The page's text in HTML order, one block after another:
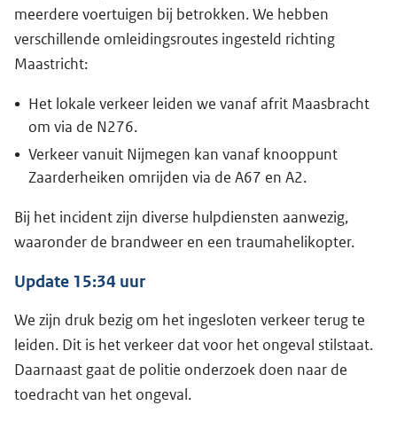
meerdere voertuigen bij betrokken. We hebben
verschillende omleidingsroutes ingesteld richting
Maastricht:
Het lokale verkeer leiden we vanaf afrit Maasbracht
om via de N276.
Verkeer vanuit Nijmegen kan vanaf knooppunt
Zaarderheiken omrijden via de A67 en A2.
Bij het incident zijn diverse hulpdiensten aanwezig,
waaronder de brandweer en een traumahelikopter.
Update 15:34 uur
We zijn druk bezig om het ingesloten verkeer terug te
leiden. Dit is het verkeer dat voor het ongeval stilstaat.
Daarnaast gaat de politie onderzoek doen naar de
toedracht van het ongeval.